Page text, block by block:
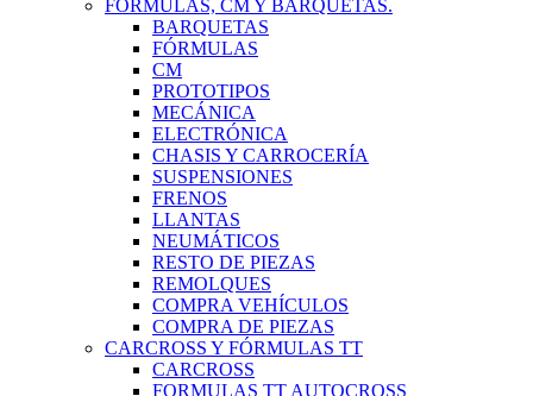
FÓRMULAS, CM Y BARQUETAS.
BARQUETAS
FÓRMULAS
CM
PROTOTIPOS
MECÁNICA
ELECTRÓNICA
CHASIS Y CARROCERÍA
SUSPENSIONES
FRENOS
LLANTAS
NEUMÁTICOS
RESTO DE PIEZAS
REMOLQUES
COMPRA VEHÍCULOS
COMPRA DE PIEZAS
CARCROSS Y FÓRMULAS TT
CARCROSS
FORMULAS TT AUTOCROSS